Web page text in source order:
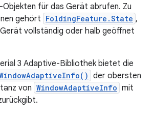
-Objekten für das Gerät abrufen. Zu
gehört FoldingFeature.State ,
vollständig oder halb geöffnet
3 Adaptive-Bibliothek bietet die
der obersten
von WindowAdaptiveInfo mit